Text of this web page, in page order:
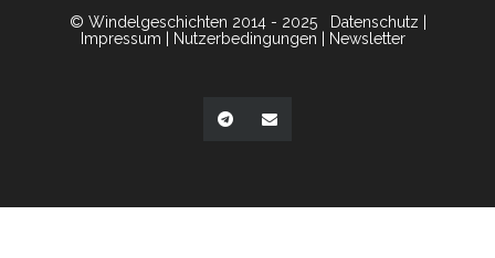
© Windelgeschichten 2014 - 2025 Datenschutz
Impressum
Nutzerbedingungen Newsletter